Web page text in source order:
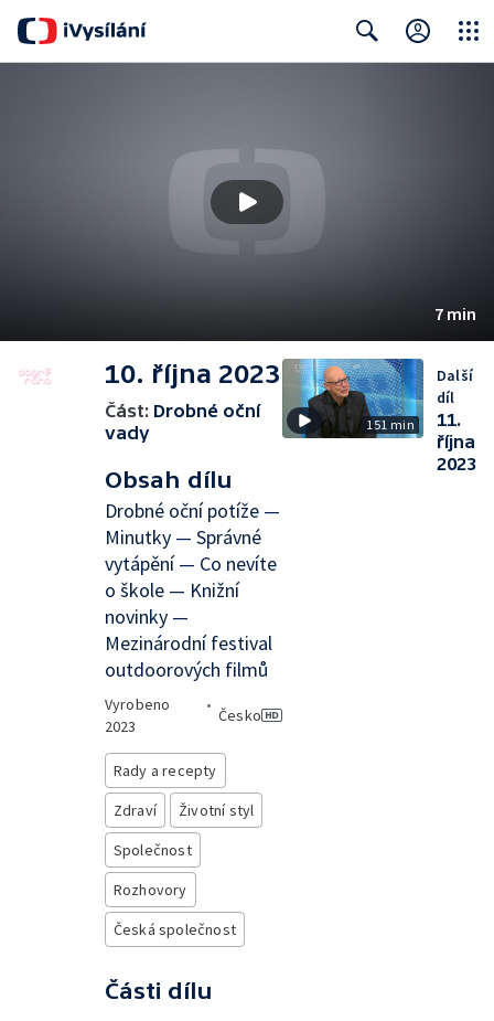
7 min
10. října 2023
Část: Drobné oční
vady
Obsah dílu
Drobné oční potíže —
Minutky — Správné
vytápění — Co nevíte
o škole — Knižní
novinky —
Mezinárodní festival
outdoorových filmů
Vyrobeno
2023
•
Česko
Rady a recepty
Zdraví
Životní styl
Společnost
Rozhovory
Česká společnost
Části dílu
151 min
Další
díl
11.
října
2023